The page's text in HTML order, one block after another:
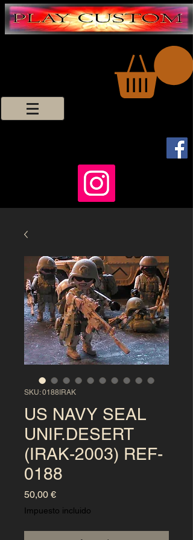
SKU: 0188IRAK
US NAVY SEAL
UNIF.DESERT
(IRAK-2003) REF-
0188
50,00 €Precio
Impuesto incluido